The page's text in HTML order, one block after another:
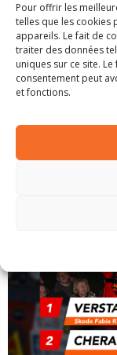
Pour offrir les
telles que les cookies
appareils. Le fait de
traiter des données
uniques sur ce site.
consentement peut
et fonctions.